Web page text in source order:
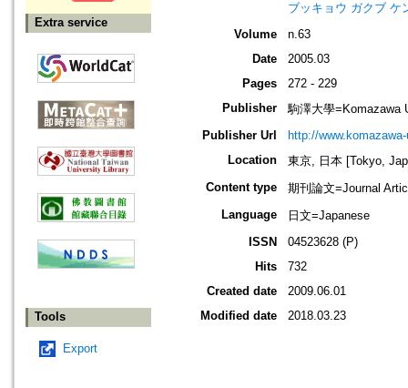
Extra service
Tools
Export
ブッキョウ ガクブ ケ
Volume
n.63
Date
2005.03
Pages
272 - 229
Publisher
駒澤大學=Komazawa
Publisher Url
http://
Location
東京, 日本 [Tokyo,
Content type
期刊論文=Journal
Language
日文=Japanese
ISSN
04523628 (P)
Hits
732
Created date
2009.06.01
Modified date
2018.03.23